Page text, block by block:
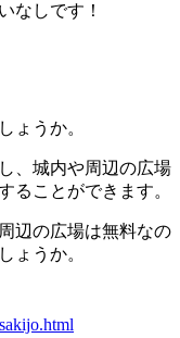
なしです！
ょうか。
、城内や周辺の広場
ることができます。
辺の広場は無料なの
ょうか。